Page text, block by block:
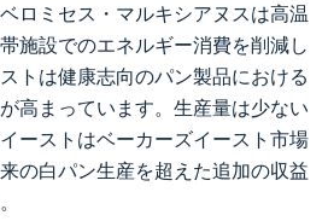
ロミセス・マルキシアヌスは高温
施設でのエネルギー消費を削減し
トは健康志向のパン製品における
高まっています。生産量は少ない
ーストはベーカーズイースト市場
の白パン生産を超えた追加の収益